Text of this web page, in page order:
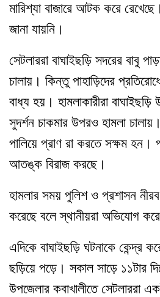
মারিশ্যা বাজারে আটক করে রেখেছে
জানা যায়নি ।
সেটলাররা বাঘাইছড়ি সদরের বাবু
চালায় । কিন্তু পাহাড়িদের
বাধ্য হয় । হামলাকারীরা
সুদর্শন চাকমার উপরও হামলা চালায়
পালিয়ে প্রাণ রা করতে সক্ষম হন ।
আতঙ্ক বিরাজ করছে।
হামলার সময় পুলিশ ও প্রশাসন
করেছে বলে স্থানীয়রা অভিযোগ
এদিকে বাঘাইছড়ি ঘটনাকে কেন্দ্র
ছড়িয়ে পড়ে । সকাল সাড়ে ১১টার
উপজেলার কবাখালীতে সেটলাররা